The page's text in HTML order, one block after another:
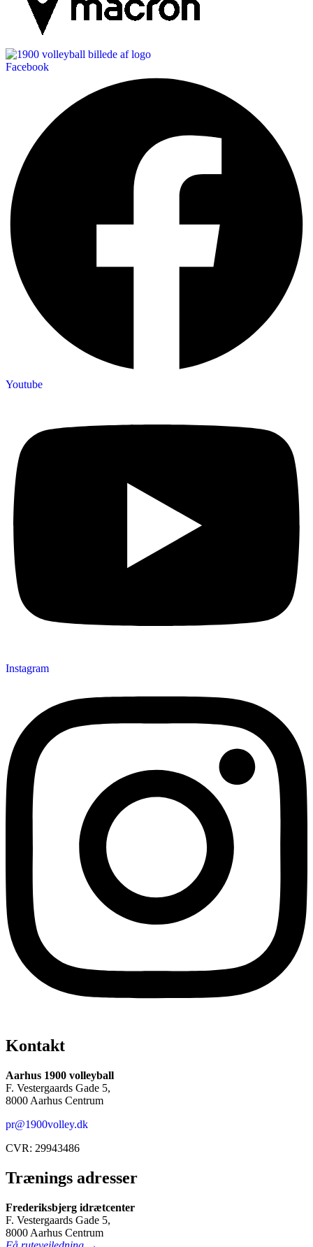
Facebook
Youtube
Instagram
Kontakt
Aarhus 1900 volleyball
F. Vestergaards Gade 5,
8000 Aarhus Centrum
pr@1900volley.dk
CVR: 29943486
Trænings adresser
Frederiksbjerg idrætcenter
F. Vestergaards Gade 5,
8000 Aarhus Centrum